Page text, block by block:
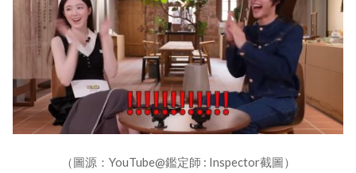
（圖源：YouTube@鑑定師 : Inspector截圖）